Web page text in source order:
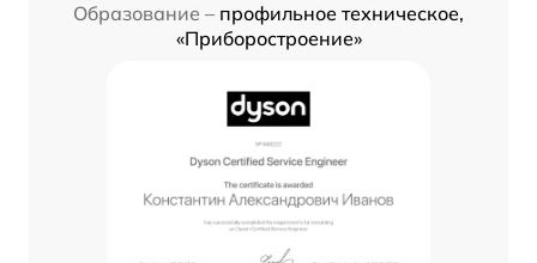
Образование – профильное техническое,
«Приборостроение»